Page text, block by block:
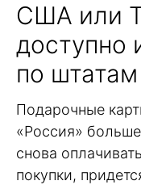
США или
доступно
по штатам
Подарочные
«Россия»
снова
покупки,